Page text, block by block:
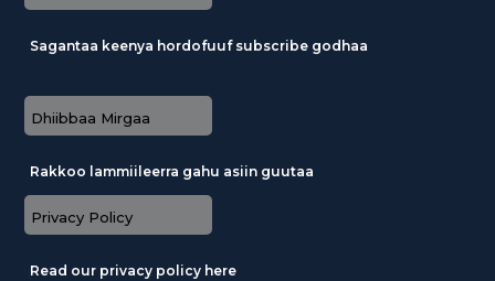
Sagantaa keenya hordofuuf subscribe godhaa
Dhiibbaa Mirgaa
Rakkoo lammiileerra gahu asiin guutaa
Privacy Policy
Read our privacy policy here